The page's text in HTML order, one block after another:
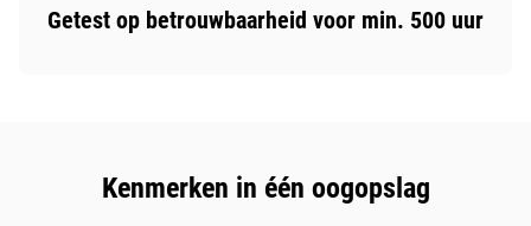
Getest op betrouwbaarheid voor min. 500 uur
Kenmerken in één oogopslag